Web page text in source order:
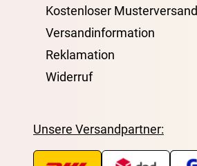
Kostenloser Musterversand
Versandinformation
Reklamation
Widerruf
Unsere Versandpartner: